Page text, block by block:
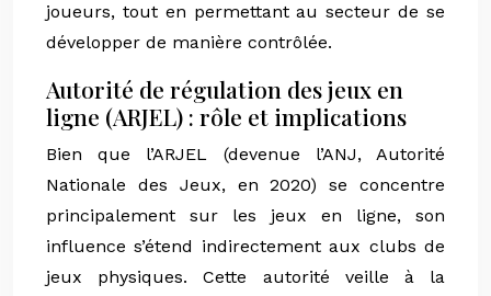
joueurs, tout en permettant au secteur de se
développer de manière contrôlée.
Autorité de régulation des jeux en
ligne (ARJEL) : rôle et implications
Bien que l’ARJEL (devenue l’ANJ, Autorité
Nationale des Jeux, en 2020) se concentre
principalement sur les jeux en ligne, son
influence s’étend indirectement aux clubs de
jeux physiques. Cette autorité veille à la